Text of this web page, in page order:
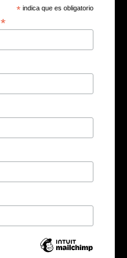
* indica que es obligatorio
*